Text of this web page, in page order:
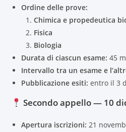
Ordine delle prove:
Chimica e propedeutica
Fisica
Biologia
Durata di ciascun esame: 45
Intervallo tra un esame e
Pubblicazione esiti: entro il 3
Secondo appello — 10
Apertura iscrizioni: 21